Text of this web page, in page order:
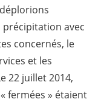
avec
concernés, le
et les
22 juillet 2014,
fermées » étaient